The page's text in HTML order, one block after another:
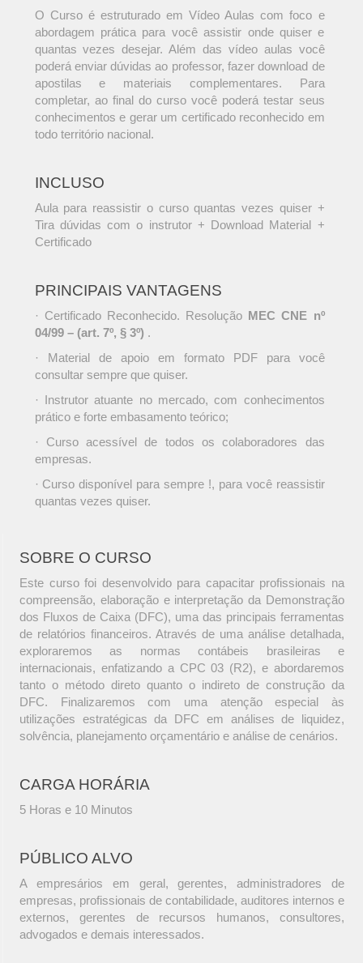
O Curso é estruturado em Vídeo Aulas com foco e
abordagem prática para você assistir onde quiser e
quantas vezes desejar. Além das vídeo aulas você
poderá enviar dúvidas ao professor, fazer download de
apostilas e materiais complementares. Para
completar, ao final do curso você poderá testar seus
conhecimentos e gerar um certificado reconhecido em
todo território nacional.
INCLUSO
Aula para reassistir o curso quantas vezes quiser +
Tira dúvidas com o instrutor + Download Material +
Certificado
PRINCIPAIS VANTAGENS
· Certificado Reconhecido. Resolução MEC CNE nº
04/99 – (art. 7º, § 3º) .
· Material de apoio em formato PDF para você
consultar sempre que quiser.
· Instrutor atuante no mercado, com conhecimentos
prático e forte embasamento teórico;
· Curso acessível de todos os colaboradores das
empresas.
· Curso disponível para sempre !, para você reassistir
quantas vezes quiser.
SOBRE O CURSO
Este curso foi desenvolvido para capacitar profissionais na
compreensão, elaboração e interpretação da Demonstração
dos Fluxos de Caixa (DFC), uma das principais ferramentas
de relatórios financeiros. Através de uma análise detalhada,
exploraremos as normas contábeis brasileiras e
internacionais, enfatizando a CPC 03 (R2), e abordaremos
tanto o método direto quanto o indireto de construção da
DFC. Finalizaremos com uma atenção especial às
utilizações estratégicas da DFC em análises de liquidez,
solvência, planejamento orçamentário e análise de cenários.
CARGA HORÁRIA
5 Horas e 10 Minutos
PÚBLICO ALVO
A empresários em geral, gerentes, administradores de
empresas, profissionais de contabilidade, auditores internos e
externos, gerentes de recursos humanos, consultores,
advogados e demais interessados.